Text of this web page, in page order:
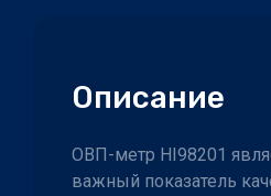
Описание
ОВП-метр HI98201
важный показатель